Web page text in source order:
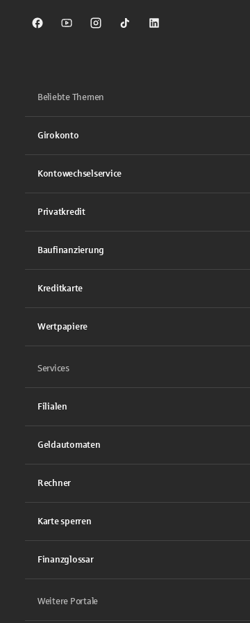
Sparkasse auf Facebook
Sparkasse auf Youtube
Sparkasse auf Instagram
Sparkasse auf TikTok
Sparkasse auf LinkedIn
Beliebte Themen
Girokonto
Kontowechselservice
Privatkredit
Baufinanzierung
Kreditkarte
Wertpapiere
Services
Filialen
Geldautomaten
Rechner
Karte sperren
Finanzglossar
Weitere Portale